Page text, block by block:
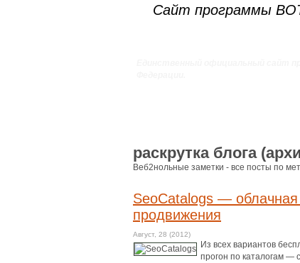
Сайт программы
раскрутка блога
Веб2нольные заметки - все посты по
SeoCatalogs — облачная
продвижения
Август, 28 (2012)
Из всех вариантов
прогон по каталогам —